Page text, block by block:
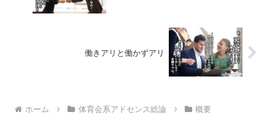
働きアリと働かずアリ
ホーム 体育会系アドセンス総論 概要